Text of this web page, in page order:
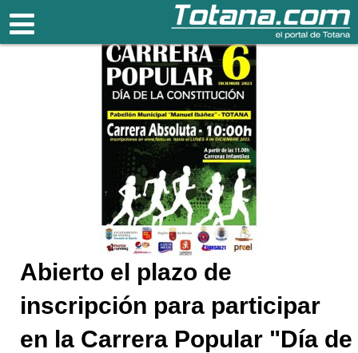
Totana.com
Abierto el plazo de
inscripción para participar
en la Carrera Popular "Día de